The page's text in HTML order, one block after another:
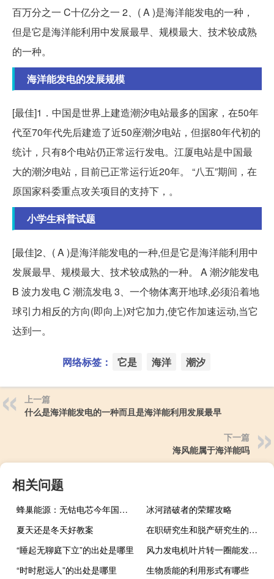
百万分之一 C十亿分之一 2、( A )是海洋能发电的一种，
但是它是海洋能利用中发展最早、规模最大、技术较成熟
的一种。
海洋能发电的发展规模
[最佳]1．中国是世界上建造潮汐电站最多的国家，在50年
代至70年代先后建造了近50座潮汐电站，但据80年代初的
统计，只有8个电站仍正常运行发电。江厦电站是中国最
大的潮汐电站，目前已正常运行近20年。 “八五”期间，在
原国家科委重点攻关项目的支持下，。
小学生科普试题
[最佳]2、( A )是海洋能发电的一种,但是它是海洋能利用中
发展最早、规模最大、技术较成熟的一种。 A 潮汐能发电
B 波力发电 C 潮流发电 3、一个物体离开地球,必须沿着地
球引力相反的方向(即向上)对它加力,使它作加速运动,当它
达到一。
网络标签： 它是 海洋 潮汐
上一篇
什么是海洋能发电的一种而且是海洋能利用发展最早
下一篇
海风能属于海洋能吗
相关问题
蜂巢能源：无钴电芯今年国内出货量预计可达160万只
冰河踏破者的荣耀攻略
夏天还是冬天好教案
在职研究生和脱产研究生的区别
“睡起无聊庭下立”的出处是哪里
风力发电机叶片转一圈能发多少度电4兆瓦风机
“时时慰远人”的出处是哪里
生物质能的利用形式有哪些